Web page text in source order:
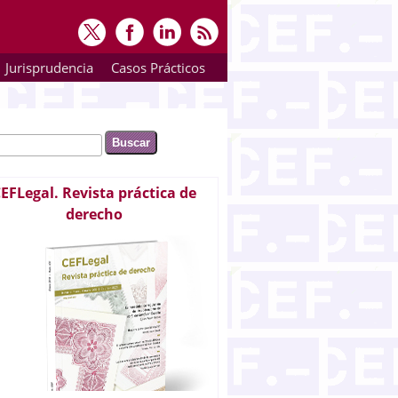
Jurisprudencia Casos Prácticos
de búsqueda
Revista práctica de
derecho